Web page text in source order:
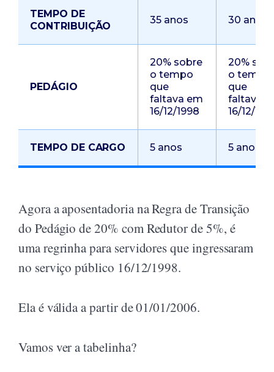
TEMPO DE
CONTRIBUIÇÃO
35 anos 30 anos
PEDÁGIO
20% sobre
o tempo
que
faltava em
16/12/1998
20%
o tempo
que
faltava
16/12/
TEMPO DE CARGO 5 anos 5 anos
Agora a aposentadoria na Regra de Transição
do Pedágio de 20% com Redutor de 5%, é
uma regrinha para servidores que ingressaram
no serviço público 16/12/1998.
Ela é válida a partir de 01/01/2006.
Vamos ver a tabelinha?